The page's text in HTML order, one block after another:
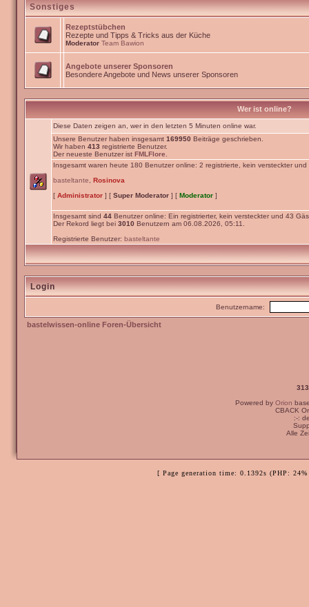
Sonstiges
Rezeptstübchen
Rezepte und Tipps & Tricks aus der Küche
Moderator Team Bawion
Angebote unserer Sponsoren
Besondere Angebote und News unserer Sponsoren
Wer ist online?
Diese Daten zeigen an, wer in den letzten 5 Minuten online war.
Unsere Benutzer haben insgesamt 169950 Beiträge geschrieben.
Wir haben 413 registrierte Benutzer.
Der neueste Benutzer ist FMLFlore
Insgesamt waren heute 180 Benutzer online: 2 registrierte, kein versteckter
basteltante
Rosinova
[ Administrator ] [ Super Moderator ] [ Moderator ]
Insgesamt sind 44 Benutzer online: Ein registrierter, kein versteckter und 43
Der Rekord liegt bei 3010 Benutzern am 06.08.2026, 05:11.
Registrierte Benutzer: basteltante
Login
Benutzername:
bastelwissen-online Foren-Übersicht
Powered by Orion
CBACK
:-:
Alle
[ Page generation time: 0.1392s (PHP: